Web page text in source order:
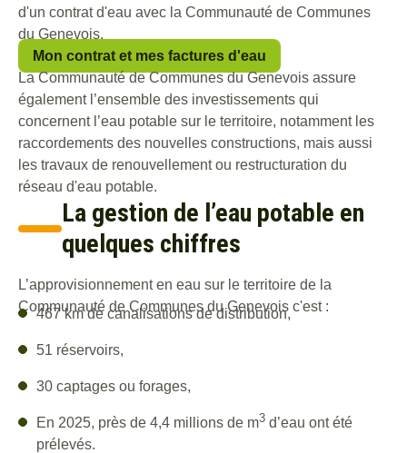
d'un contrat d'eau avec la Communauté de Communes
du Genevois.
Mon contrat et mes factures d'eau
La Communauté de Communes du Genevois assure
également l’ensemble des investissements qui
concernent l’eau potable sur le territoire, notamment les
raccordements des nouvelles constructions, mais aussi
les travaux de renouvellement ou restructuration du
réseau d'eau potable.
La gestion de l’eau potable en
quelques chiffres
L’approvisionnement en eau sur le territoire de la
Communauté de Communes du Genevois c'est :
467 km de canalisations de distribution,
51 réservoirs,
30 captages ou forages,
En 2025, près de 4,4 millions de m3 d’eau ont été
prélevés.